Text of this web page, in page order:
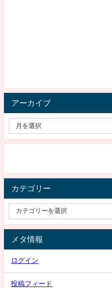
アーカイブ
カテゴリー
メタ情報
ログイン
投稿フィード